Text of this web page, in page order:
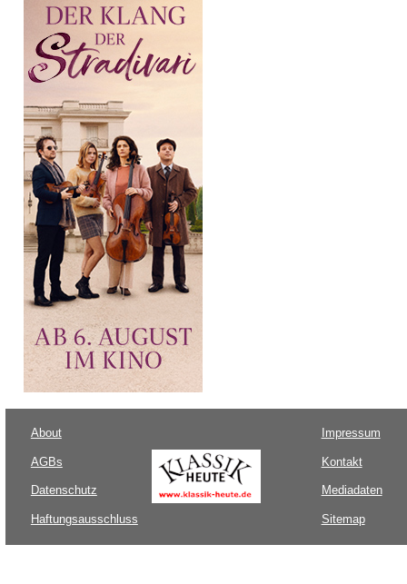
About
AGBs
Datenschutz
Haftungsausschluss
Impressum
Kontakt
Mediadaten
Sitemap